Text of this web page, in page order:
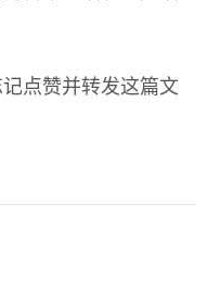
点赞并转发这篇文